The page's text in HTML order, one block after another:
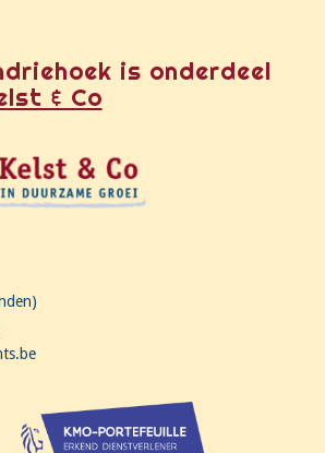
is onderdeel
& Co